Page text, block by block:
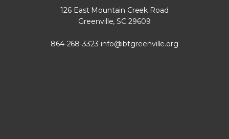
126 East Mountain Creek Road
Greenville, SC 29609
864-268-3323 info@ibtgreenville.org